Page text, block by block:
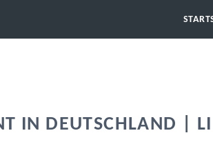
IN DEUTSCHLAND |